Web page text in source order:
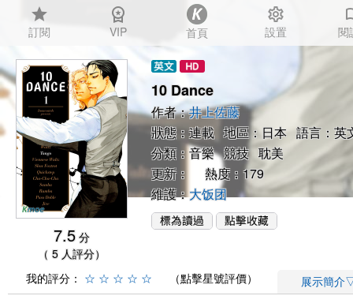
star
訂閱
workspace_premium
VIP 首頁
settings
設置 閱
7.5 分
（ 5 人評分）
10 Dance
作者：井上佐藤
狀態：連載 地區：日本 語言：英
分類：音樂 競技 耽美
更新： 熱度：179
維護：大饭团
我的評分： ☆ ☆ ☆ ☆ ☆ （點擊星號評價） 展示簡介